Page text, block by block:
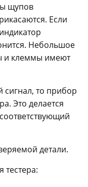
щупов
Если
Небольшое
и клеммы имеют
сигнал, то прибор
Это делается
детали.